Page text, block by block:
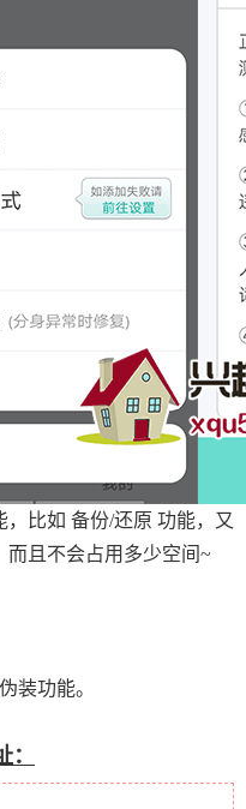
比如 备份/还原 功能，又
而且不会占用多少空间~
装功能。